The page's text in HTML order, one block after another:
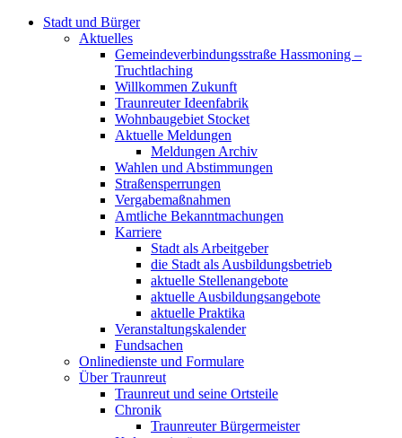
Stadt und Bürger
Aktuelles
Gemeindeverbindungsstraße Hassmoning –
Truchtlaching
Willkommen Zukunft
Traunreuter Ideenfabrik
Wohnbaugebiet Stocket
Aktuelle Meldungen
Meldungen Archiv
Wahlen und Abstimmungen
Straßensperrungen
Vergabemaßnahmen
Amtliche Bekanntmachungen
Karriere
Stadt als Arbeitgeber
die Stadt als Ausbildungsbetrieb
aktuelle Stellenangebote
aktuelle Ausbildungsangebote
aktuelle Praktika
Veranstaltungskalender
Fundsachen
Onlinedienste und Formulare
Über Traunreut
Traunreut und seine Ortsteile
Chronik
Traunreuter Bürgermeister